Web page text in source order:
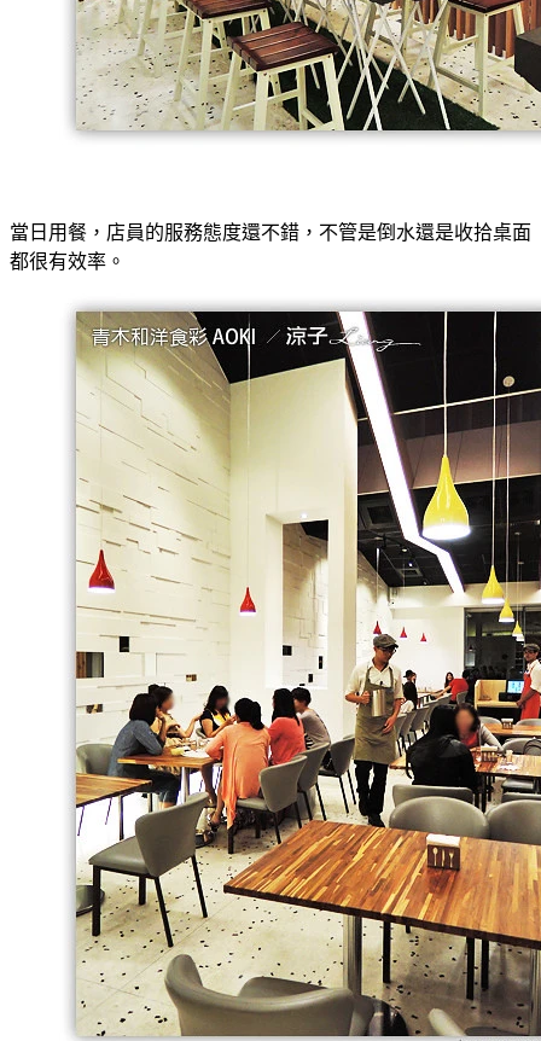
當日用餐，店員的服務態度還不錯，不管是倒水還是收拾桌面
都很有效率。